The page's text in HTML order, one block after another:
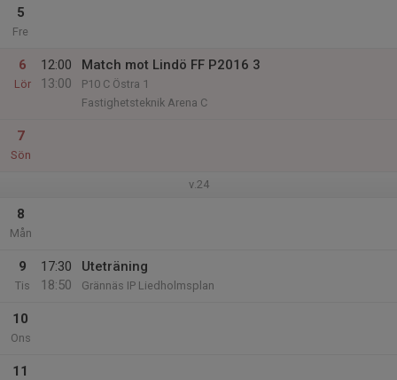
5
Fre
6
Lör
12:00
13:00
Match mot Lindö FF P2016 3
P10 C Östra 1
Fastighetsteknik Arena C
7
Sön
v.24
8
Mån
9
Tis
17:30
18:50
Uteträning
Grännäs IP Liedholmsplan
10
Ons
11